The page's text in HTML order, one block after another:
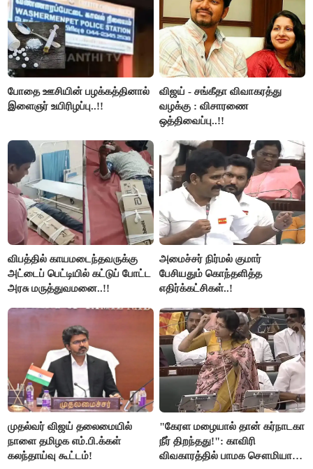
போதை ஊசியின் பழக்கத்தினால்
இளைஞர் உயிரிழப்பு..!!
விஜய் - சங்கீதா விவாகரத்து
வழக்கு : விசாரணை
ஒத்திவைப்பு..!!
விபத்தில் காயமடைந்தவருக்கு
அட்டைப் பெட்டியில் கட்டுப் போட்ட
அரசு மருத்துவமனை..!!
அமைச்சர் நிர்மல் குமார்
பேசியதும் கொந்தளித்த
எதிர்க்கட்சிகள்..!
முதல்வர் விஜய் தலைமையில்
நாளை தமிழக எம்.பி.க்கள்
கலந்தாய்வு கூட்டம்!
"கேரள மழையால் தான் கர்நாடகா
நீர் திறந்தது!": காவிரி
விவகாரத்தில் பாமக சௌமியா